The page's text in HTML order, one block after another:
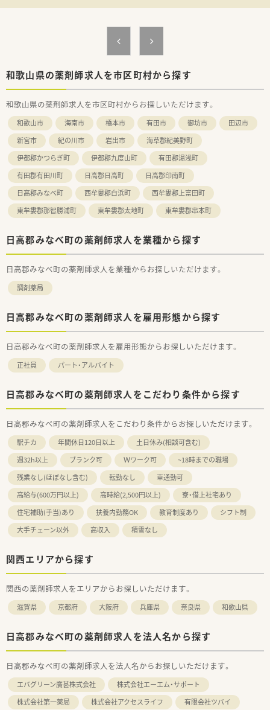
局への認定、
を行っております。
■グループ共通で運用する「基幹システム（在庫・経理）」、「監査
■原則として、配属店舗での勤務となりますが、他店舗での勤務
やマネジメント等級への昇格などの要望にも対応しています。
平・公正な昇降級・昇降格を行うほか、
退職金制度も、現状の積立方式から将来的には企業型確定拠出
年金（企業型DC）への移行も予定しております。
■年間休日120日以上、また年次有給休暇の取得率（実績：70％前
後）も高く、プライベートの両立もとりやすい環境です。
■産休・育休制度を取得され復帰した従業員も多いほか、介護休
業制度も整備され、どなたでも働きやすい環境が整っています。
■研修は、取引業者との勉強会のほか、人事、コンプライアンス、
接遇、等級・職種別研修などにも参加することができます。
■社員割引やレジャー施設の利用など、福利厚生も充実しており
ます。
はございません。
和歌山県の薬剤師求人を市区町村から探す
和歌山県の薬剤師求人を市区町村からお探しいただけます。
和歌山市 海南市 橋本市 有田市 御坊市
田辺市
新宮市
紀の川市 岩出市
海草郡紀美野町
伊都郡かつらぎ町
伊都郡九度山町
有田郡湯浅町
有田郡有田川町
日高郡日高町
日高郡印南町
日高郡みなべ町
西牟婁郡白浜町
西牟婁郡上富田町
東牟婁郡那智勝浦町
東牟婁郡太地町 東牟婁郡串本町
日高郡みなべ町の薬剤師求人を業種から探す
日高郡みなべ町の薬剤師求人を業種からお探しいただけます。
調剤薬局
日高郡みなべ町の薬剤師求人を雇用形態から探す
日高郡みなべ町の薬剤師求人を雇用形態からお探しいただけます。
正社員 パート・アルバイト
日高郡みなべ町の薬剤師求人をこだわり条件から探す
日高郡みなべ町の薬剤師求人をこだわり条件からお探しいただけます。
駅チカ 年間休日120日以上
土日休み(相談可含む)
週32h以上
ブランク可 Ｗワーク可
~18時までの職場
残業なし(ほぼなし含む)
転勤なし
車通勤可
高給与(600万円以上)
高時給(2,500円以上)
寮・借上社宅あり
住宅補助(手当)あり
扶養内勤務OK 教育制度あり
シフト制
大手チェーン以外
高収入 積雪なし
関西エリアから探す
関西の薬剤師求人をエリアからお探しいただけます。
滋賀県 京都府 大阪府 兵庫県 奈良県 和歌山県
日高郡みなべ町の薬剤師求人を法人名から探す
日高郡みなべ町の薬剤師求人を法人名からお探しいただけます。
エバグリーン廣甚株式会社
株式会社エーエム・サポート
株式会社第一薬局
株式会社アクセスライフ
有限会社ツバイ